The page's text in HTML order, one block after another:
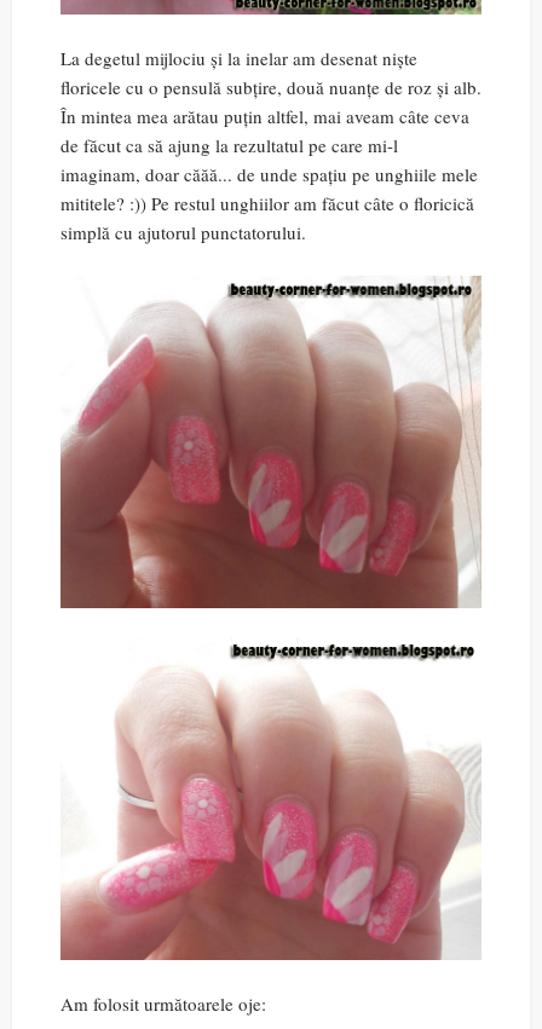
La degetul mijlociu și la inelar am desenat niște
floricele cu o pensulă subțire, două nuanțe de roz și alb.
În mintea mea arătau puțin altfel, mai aveam câte ceva
de făcut ca să ajung la rezultatul pe care mi-l
imaginam, doar căăă... de unde spațiu pe unghiile mele
mititele? :)) Pe restul unghiilor am făcut câte o floricică
simplă cu ajutorul punctatorului.
Am folosit următoarele oje: